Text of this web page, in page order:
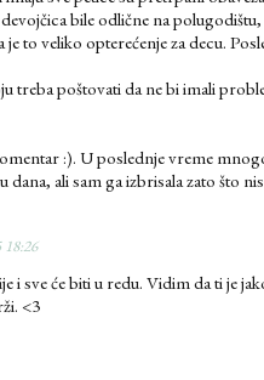
bile odlične na
to veliko opterećenje za decu.
treba poštovati da ne bi imali
:). U poslednje vreme
ali sam ga izbrisala zato što
18:26
i sve će biti u redu. Vidim da ti je
<3